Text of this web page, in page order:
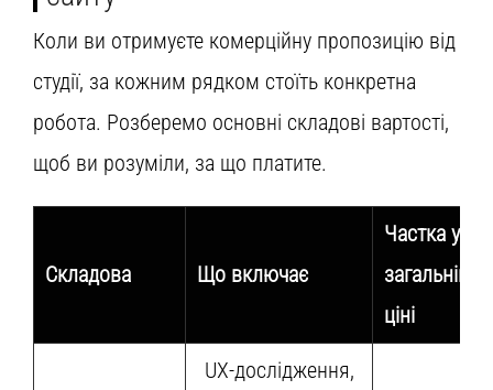
Коли ви отримуєте комерційну пропозицію від
студії, за кожним рядком стоїть конкретна
робота. Розберемо основні складові вартості,
щоб ви розуміли, за що платите.
Складова Що включає
Частка у
загальній
ціні
UX-дослідження,